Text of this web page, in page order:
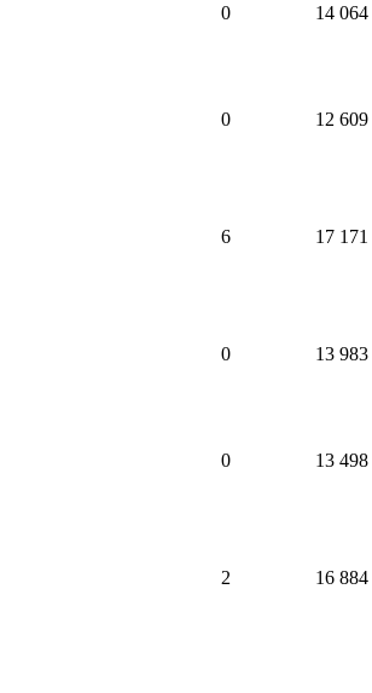
0 14 064
0 12 609
6 17 171
0 13 983
0 13 498
2 16 884